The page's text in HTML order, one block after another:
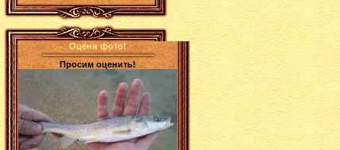
Оцени фото!
Просим оценить!